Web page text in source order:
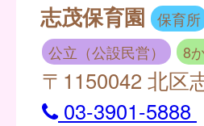
志茂保育園
保育所
公立（公設民営）
8
〒1150042 北区
03-3901-5888